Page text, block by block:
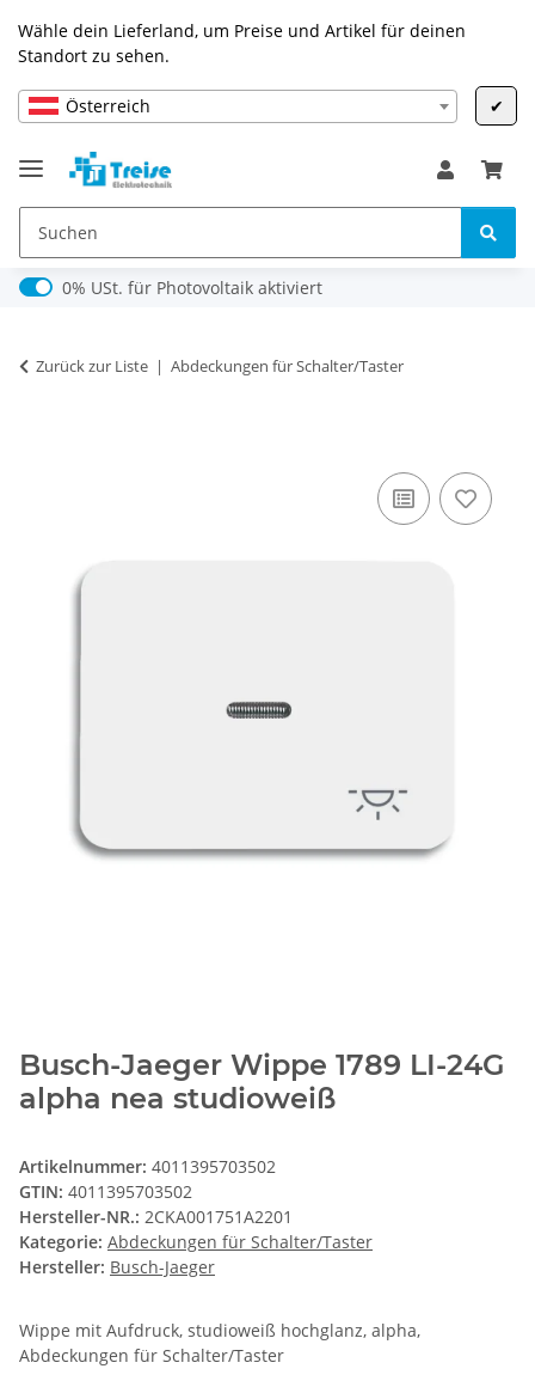
Wähle dein Lieferland, um Preise und Artikel für deinen
Standort zu sehen.
Österreich ✔
0% USt. für Photovoltaik (§ 12 Abs. 3 UStG)
0% USt. für Photovoltaik aktiviert
Zurück zur Liste Abdeckungen für Schalter/Taster
Busch-Jaeger Wippe 1789 LI-24G
alpha nea studioweiß
Artikelnummer: 4011395703502
GTIN: 4011395703502
Hersteller-NR.: 2CKA001751A2201
Kategorie: Abdeckungen für Schalter/Taster
Hersteller: Busch-Jaeger
Wippe mit Aufdruck, studioweiß hochglanz, alpha,
Abdeckungen für Schalter/Taster